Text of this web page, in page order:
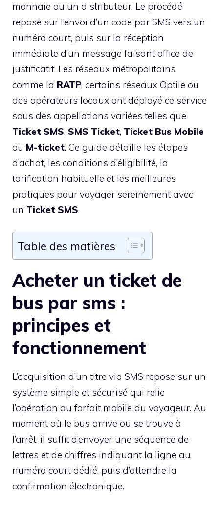
monnaie ou un distributeur. Le procédé
repose sur l’envoi d’un code par SMS vers un
numéro court, puis sur la réception
immédiate d’un message faisant office de
justificatif. Les réseaux métropolitains
comme la RATP, certains réseaux Optile ou
des opérateurs locaux ont déployé ce service
sous des appellations variées telles que
Ticket SMS, SMS Ticket, Ticket Bus Mobile
ou M-ticket. Ce guide détaille les étapes
d’achat, les conditions d’éligibilité, la
tarification habituelle et les meilleures
pratiques pour voyager sereinement avec
un Ticket SMS.
Table des matières
Acheter un ticket de
bus par sms :
principes et
fonctionnement
L’acquisition d’un titre via SMS repose sur un
système simple et sécurisé qui relie
l’opération au forfait mobile du voyageur. Au
moment où le bus arrive ou se trouve à
l’arrêt, il suffit d’envoyer une séquence de
lettres et de chiffres indiquant la ligne au
numéro court dédié, puis d’attendre la
confirmation électronique.